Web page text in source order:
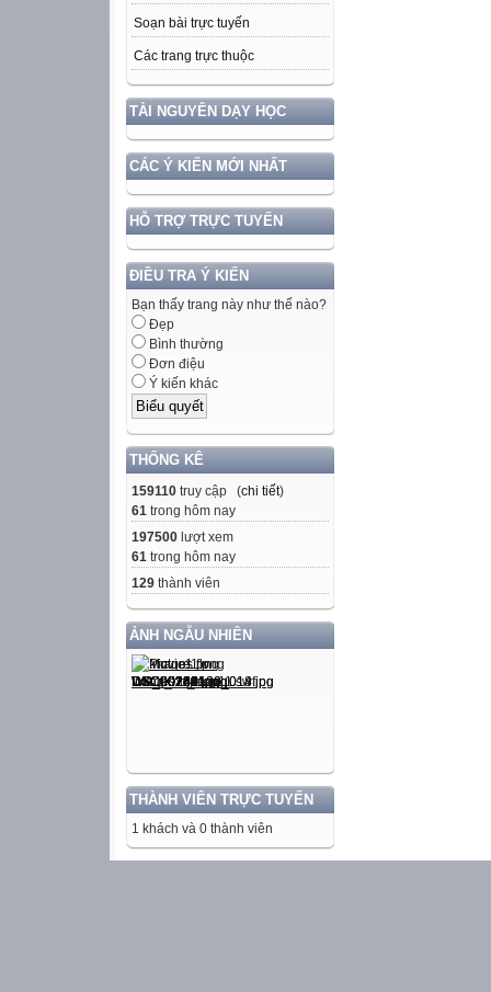
Soạn bài trực tuyến
Các trang trực thuộc
TÀI NGUYÊN DẠY HỌC
CÁC Ý KIẾN MỚI NHẤT
HỖ TRỢ TRỰC TUYẾN
ĐIỀU TRA Ý KIẾN
Bạn thấy trang này như thế nào?
Đẹp
Bình thường
Đơn điệu
Ý kiến khác
THỐNG KÊ
159110 truy cập (chi tiết)
61 trong hôm nay
197500 lượt xem
61 trong hôm nay
129 thành viên
ẢNH NGẪU NHIÊN
THÀNH VIÊN TRỰC TUYẾN
1 khách và 0 thành viên